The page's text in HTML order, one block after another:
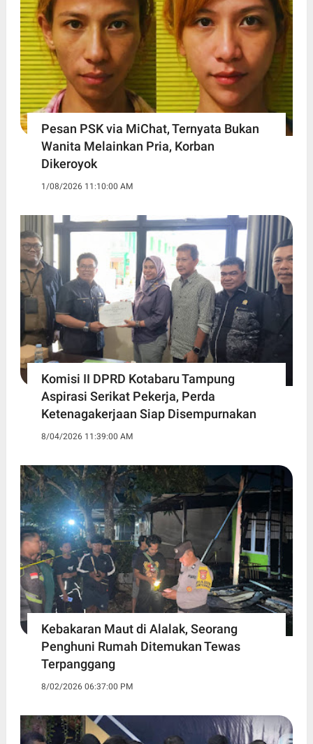
Pesan PSK via MiChat, Ternyata Bukan
Wanita Melainkan Pria, Korban
Dikeroyok
1/08/2026 11:10:00 AM
Komisi II DPRD Kotabaru Tampung
Aspirasi Serikat Pekerja, Perda
Ketenagakerjaan Siap Disempurnakan
8/04/2026 11:39:00 AM
Kebakaran Maut di Alalak, Seorang
Penghuni Rumah Ditemukan Tewas
Terpanggang
8/02/2026 06:37:00 PM